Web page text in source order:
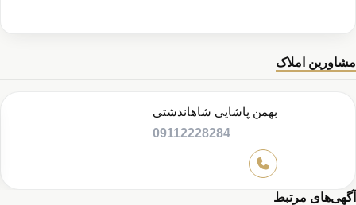
مشاورین املاک
بهمن پاشایی شاهاندشتی
09112228284
آگهی‌های مرتبط